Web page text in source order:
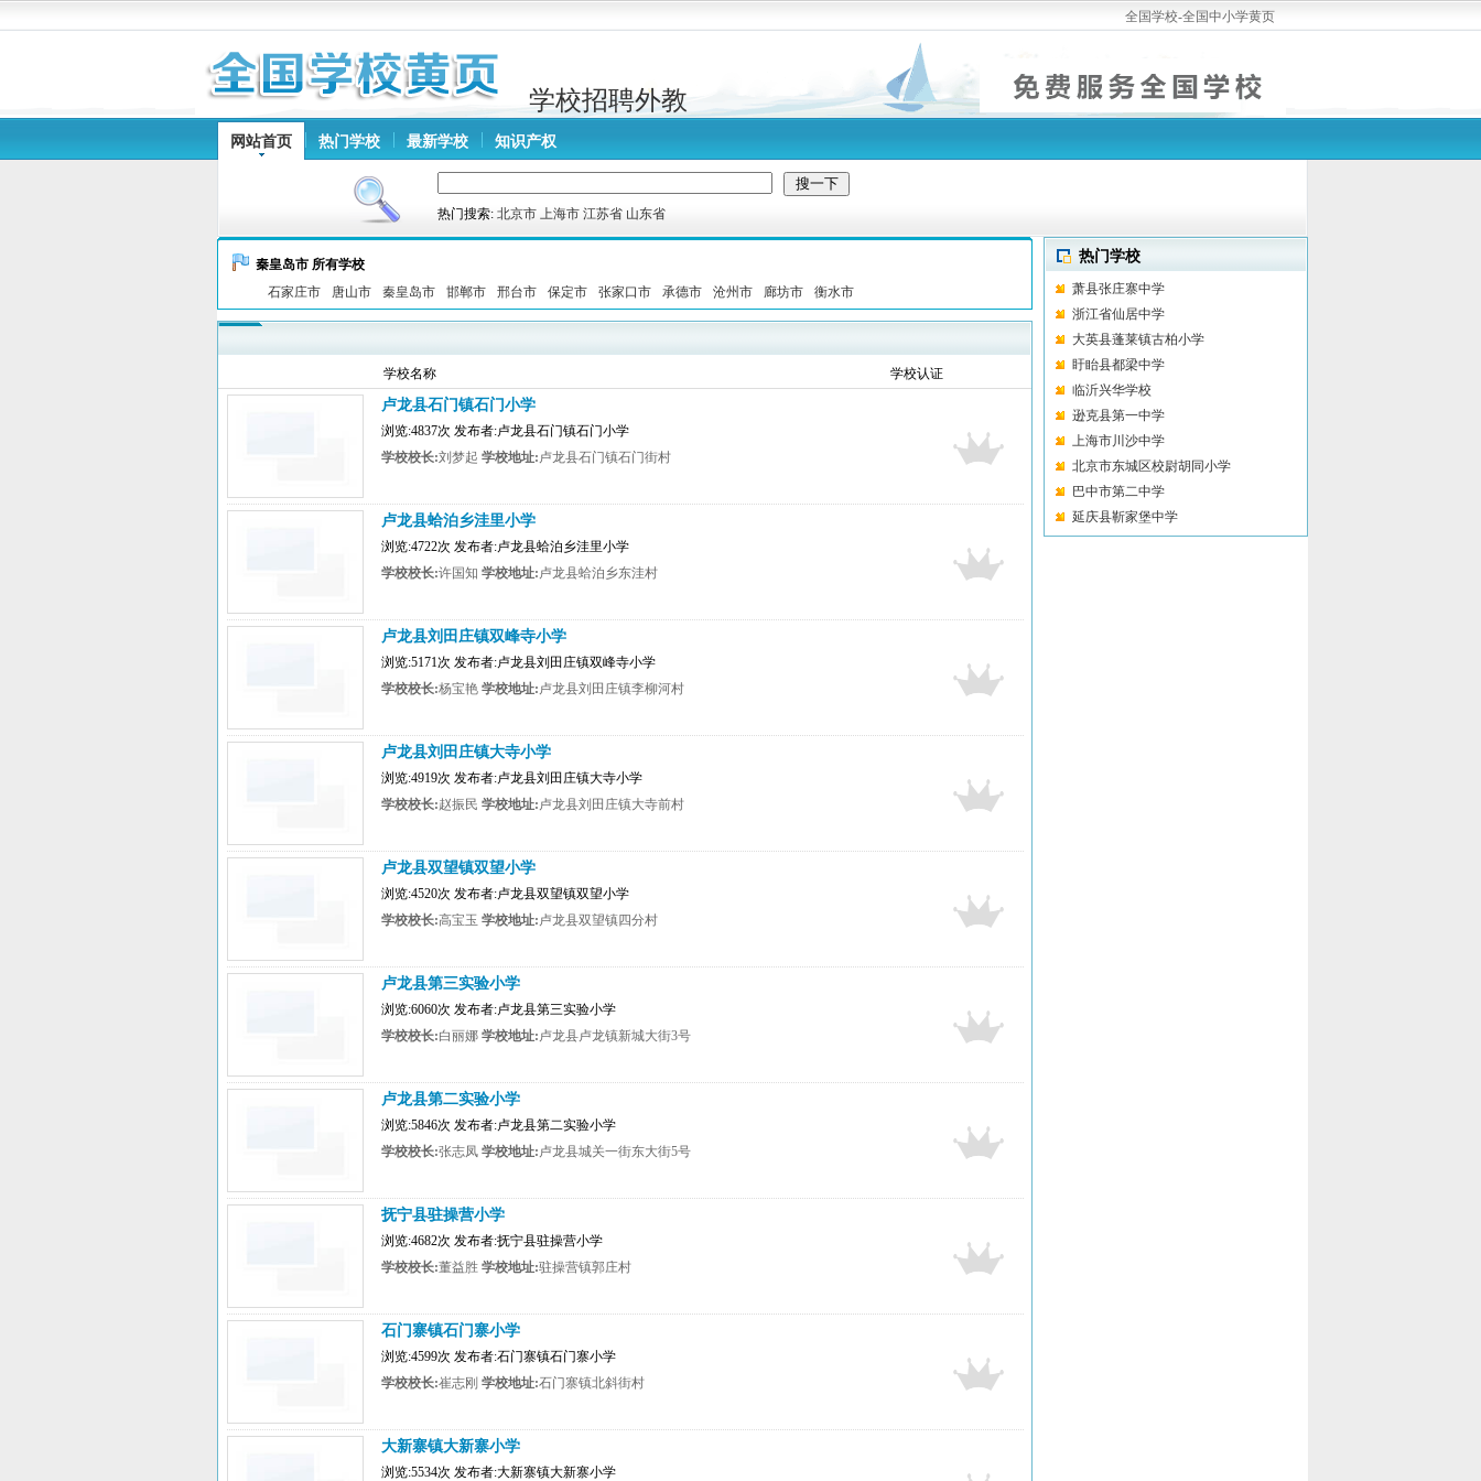
全国学校-全国中小学黄页
学校招聘外教
网站首页 热门学校 最新学校 知识产权
热门搜索: 北京市 上海市 江苏省 山东省
秦皇岛市 所有学校
石家庄市
唐山市 秦皇岛市 邯郸市 邢台市 保定市 张家口市 承德市 沧州市 廊坊市 衡水市
学校名称 学校认证
卢龙县石门镇石门小学
浏览:4837次 发布者:卢龙县石门镇石门小学
学校校长:刘梦起 学校地址:卢龙县石门镇石门街村
卢龙县蛤泊乡洼里小学
浏览:4722次 发布者:卢龙县蛤泊乡洼里小学
学校校长:许国知 学校地址:卢龙县蛤泊乡东洼村
卢龙县刘田庄镇双峰寺小学
浏览:5171次 发布者:卢龙县刘田庄镇双峰寺小学
学校校长:杨宝艳 学校地址:卢龙县刘田庄镇李柳河村
卢龙县刘田庄镇大寺小学
浏览:4919次 发布者:卢龙县刘田庄镇大寺小学
学校校长:赵振民 学校地址:卢龙县刘田庄镇大寺前村
卢龙县双望镇双望小学
浏览:4520次 发布者:卢龙县双望镇双望小学
学校校长:高宝玉 学校地址:卢龙县双望镇四分村
卢龙县第三实验小学
浏览:6060次 发布者:卢龙县第三实验小学
学校校长:白丽娜 学校地址:卢龙县卢龙镇新城大街3号
卢龙县第二实验小学
浏览:5846次 发布者:卢龙县第二实验小学
学校校长:张志凤 学校地址:卢龙县城关一街东大街5号
抚宁县驻操营小学
浏览:4682次 发布者:抚宁县驻操营小学
学校校长:董益胜 学校地址:驻操营镇郭庄村
石门寨镇石门寨小学
浏览:4599次 发布者:石门寨镇石门寨小学
学校校长:崔志刚 学校地址:石门寨镇北斜街村
大新寨镇大新寨小学
浏览:5534次 发布者:大新寨镇大新寨小学
热门学校
萧县张庄寨中学
浙江省仙居中学
大英县蓬莱镇古柏小学
盱眙县都梁中学
临沂兴华学校
逊克县第一中学
上海市川沙中学
北京市东城区校尉胡同小学
巴中市第二中学
延庆县靳家堡中学